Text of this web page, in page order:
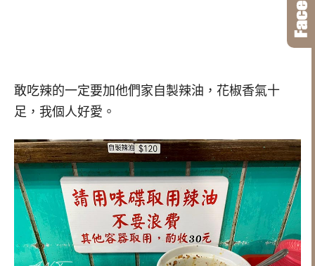
敢吃辣的一定要加他們家自製辣油，花椒香氣十
足，我個人好愛。